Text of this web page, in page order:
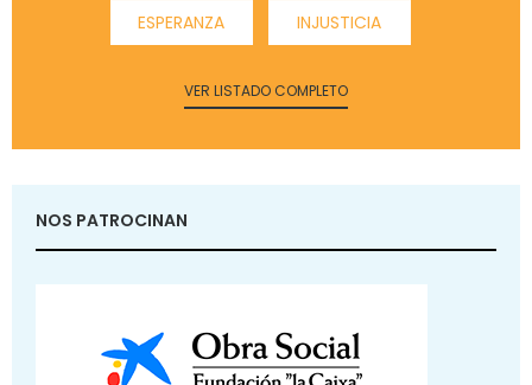
ESPERANZA INJUSTICIA
VER LISTADO COMPLETO
NOS PATROCINAN